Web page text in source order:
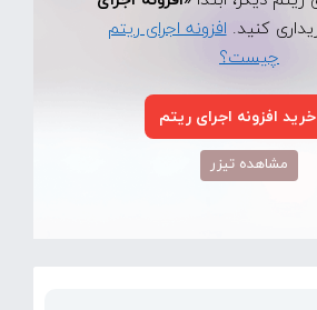
کنید.افزونه اجرای ریتم
چیست؟
خرید افزونه اجرای ریتم
مشاهده تیزر